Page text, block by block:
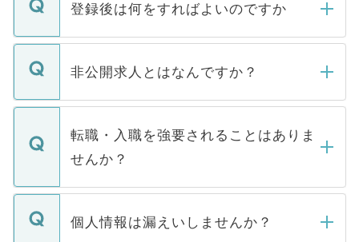
登録後は何をすればよいのですか
ご登録いただきましたら、弊社担当者がご
登録内容を確認し、その後メールもしくは
ます。通常、5営業日以内にはご連絡をせて
いただきますので、しばらくお待ちくださ
非公開求人とはなんですか？
マイナビDOCTORで取り扱っている求人の
うち約3割は、Webサイトからご覧いただ
けない「非公開求人」です。非公開求人は
下記の理由によって、一般には公開してい
ません。
■応募殺到を避けるため 人気のある医療機
転職・入職を強要されることはありま
せんか？
転職・入職を強要することは一切ありませ
ん。また、仮に応募先から内定をいただい
個人情報は漏えいしませんか？